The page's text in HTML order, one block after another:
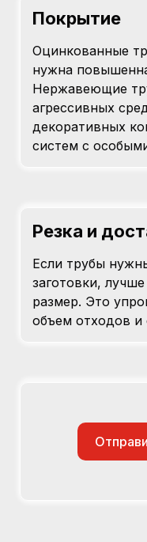
Покрытие
Оцинкованные
нужна
Нержавеющие
агрессивных
декоративных
систем с
Резка и
Если трубы
заготовки, лучше
размер. Это
объем отходов и